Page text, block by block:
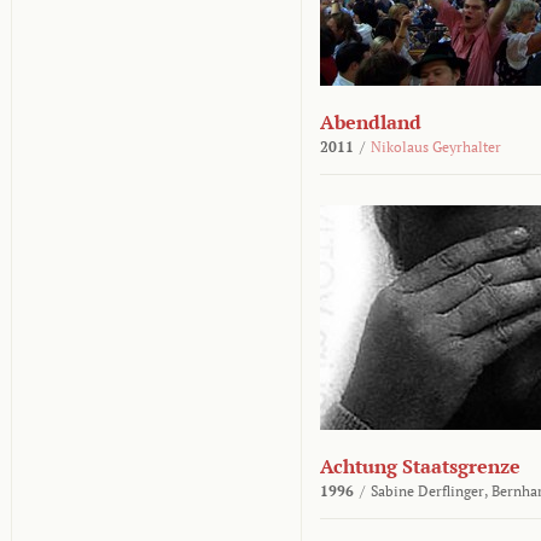
Abendland
2011 / Nikolaus Geyrhalter
Achtung Staatsgrenze
1996 / Sabine Derflinger,